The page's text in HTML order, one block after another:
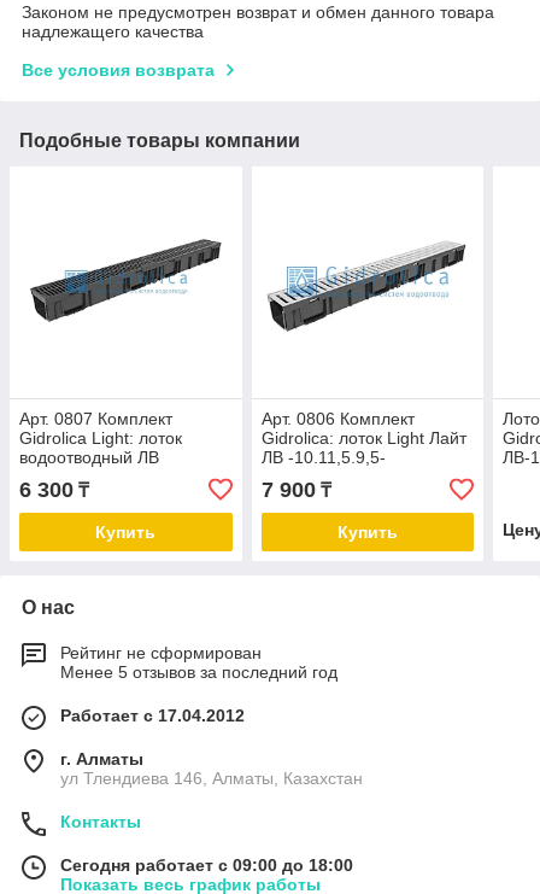
Законом не предусмотрен возврат и обмен данного товара
надлежащего качества
Все условия возврата
Подобные товары компании
Арт. 0807 Комплект
Gidrolica Light: лоток
водоотводный ЛВ
-10.11,5.9,5 - пластиковый
с пласт.решеткой, кл. A15
6 300 ₸
Купить
Арт. 0806 Комплект
Gidrolica: лоток Light Лайт
ЛВ -10.11,5.9,5-
пластиковый с решеткой
стальной кл.А
7 900₸
Купить
ЛВ-
О нас
Рейтинг не сформирован
Менее 5 отзывов за последний год
Работает с 17.04.2012
г. Алматы
ул Тлендиева 146, Алматы, Казахстан
Контакты
Сегодня работает с 09:00 до 18:00
Показать весь график работы